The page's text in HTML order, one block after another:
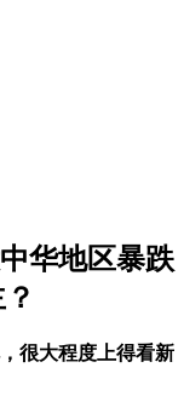
华地区暴跌
很大程度上得看新